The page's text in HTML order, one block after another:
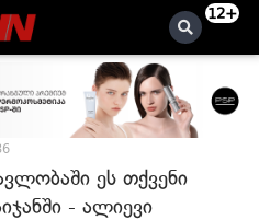
12+
ეს თქვენი
- ალიევი